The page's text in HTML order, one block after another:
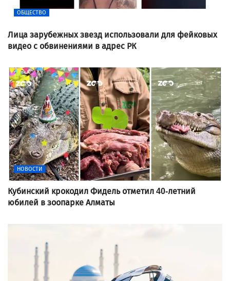
ОБЩЕСТВО
Лица зарубежных звезд использовали для фейковых
видео с обвинениями в адрес РК
НОВОСТИ
Кубинский крокодил Фидель отметил 40-летний
юбилей в зоопарке Алматы